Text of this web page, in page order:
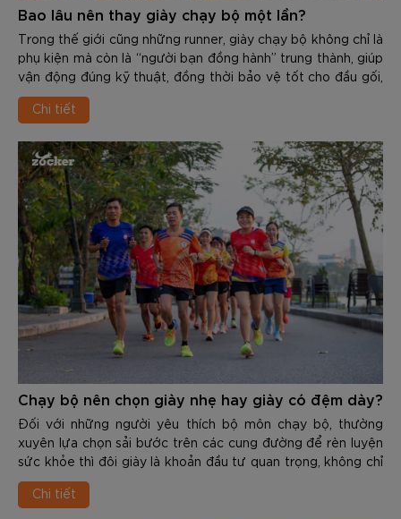
Bao lâu nên thay giày chạy bộ một lần?
Trong thế giới cũng những runner, giày chạy bộ không chỉ là
phụ kiện mà còn là “người bạn đồng hành” trung thành, giúp
vận động đúng kỹ thuật, đồng thời bảo vệ tốt cho đầu gối,
cổ chân, khớp hàng và cột sống. Tuy nhiên, mọi vật dùng
đều có độ bền và tuổi thọ nhất định. Việc sử dụng 1 đôi giày
nhân gây ra các chấn thương nghiêm trọng như: Viêm cân
gan chân, đau cẳng chân, viêm khớp…
Chi tiết
Chạy bộ nên chọn giày nhẹ hay giày có đệm dày?
Đối với những người yêu thích bộ môn chạy bộ, thường
xuyên lựa chọn sải bước trên các cung đường để rèn luyện
sức khỏe thì đôi giày là khoản đầu tư quan trọng, không chỉ
giúp cải thiện thành tích mà còn phòng tránh những chấn
thương dai dẳng. Đứng trước kệ giày của các thương hiệu,
Chi tiết